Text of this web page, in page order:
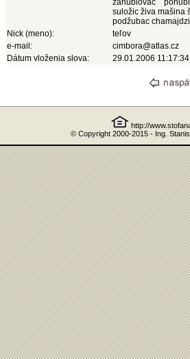
zahubĺovac
suložic živa mašina
podžubac
Nick (meno):
teľov
e-mail:
cimbora@atlas.cz
Dátum vloženia slova:
29.01.2006 11:17:34
http://
© Copyright 2000-2015 - Ing.